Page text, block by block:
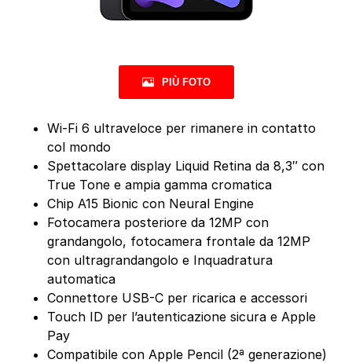
PIÙ FOTO
Wi-Fi 6 ultraveloce per rimanere in contatto
col mondo
Spettacolare display Liquid Retina da 8,3″ con
True Tone e ampia gamma cromatica
Chip A15 Bionic con Neural Engine
Fotocamera posteriore da 12MP con
grandangolo, fotocamera frontale da 12MP
con ultragrandangolo e Inquadratura
automatica
Connettore USB-C per ricarica e accessori
Touch ID per l’autenticazione sicura e Apple
Pay
Compatibile con Apple Pencil (2ª generazione)